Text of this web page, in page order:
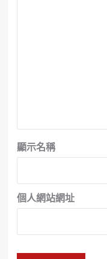
顯示名稱
個人網站網址